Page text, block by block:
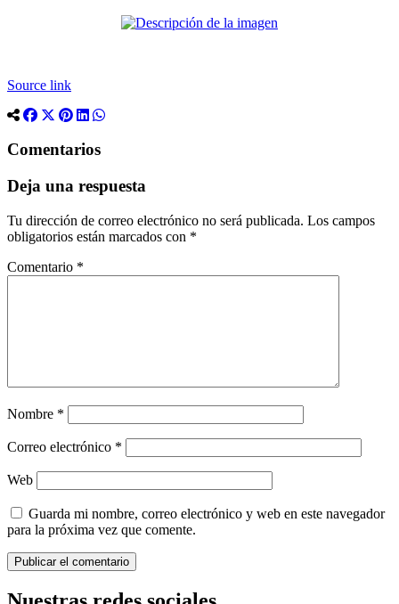
Source link
Comentarios
Deja una respuesta
Tu dirección de correo electrónico no será publicada. Los campos
obligatorios están marcados con *
Comentario *
Nombre *
Correo electrónico *
Web
Guarda mi nombre, correo electrónico y web en este navegador
para la próxima vez que comente.